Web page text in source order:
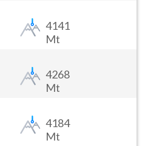
4141
Mt
4268
Mt
4184
Mt